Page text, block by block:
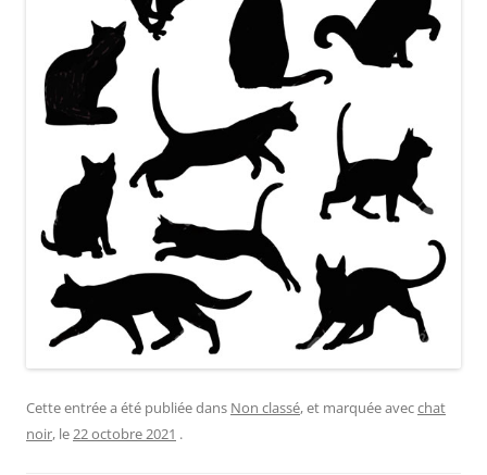
Cette entrée a été publiée dans Non classé, et marquée avecchat
noir, le22 octobre 2021 .